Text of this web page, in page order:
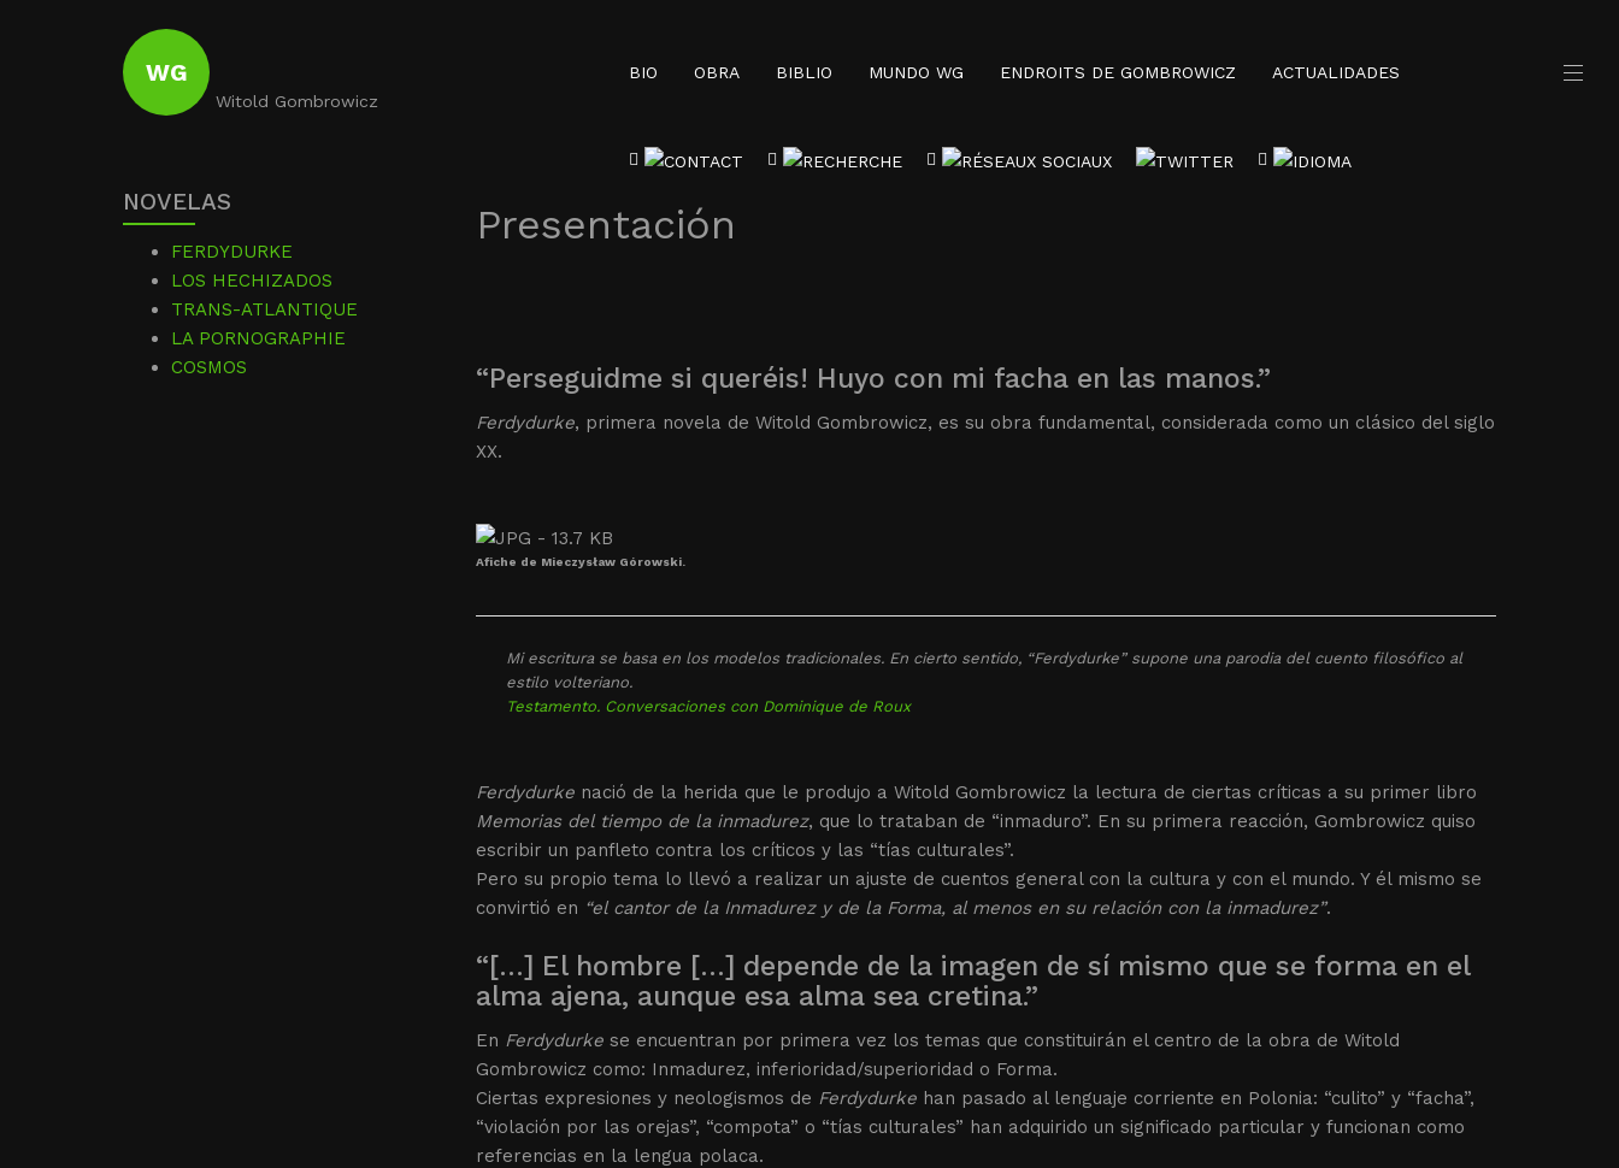
WG
Witold Gombrowicz
BIO OBRA BIBLIO MUNDO WG ENDROITS DE GOMBROWICZ ACTUALIDADES
Presentación
“Perseguidme si queréis! Huyo con mi facha en las manos.”
Ferdydurke, primera novela de Witold Gombrowicz, es su obra fundamental, considerada como un clásico del siglo
XX.
Afiche de Mieczysław Górowski.
Mi escritura se basa en los modelos tradicionales. En cierto sentido, “Ferdydurke” supone una parodia del cuento filosófico al
estilo volteriano.
Testamento. Conversaciones con Dominique de Roux
Ferdydurkenació de la herida que le produjo a Witold Gombrowicz la lectura de ciertas críticas a su primer libro
Memorias del tiempo de la inmadurez, que lo trataban de “inmaduro”. En su primera reacción, Gombrowicz quiso
escribir un panfleto contra los críticos y las “tías culturales”.
Pero su propio tema lo llevó a realizar un ajuste de cuentos general con la cultura y con el mundo. Y él mismo se
convirtió en “el cantor de la Inmadurez y de la Forma, al menos en su relación con la inmadurez”.
“[…] El hombre […] depende de la imagen de sí mismo que se forma en el
alma ajena, aunque esa alma sea cretina.”
En Ferdydurkese encuentran por primera vez los temas que constituirán el centro de la obra de Witold
Gombrowicz como: Inmadurez, inferioridad/superioridad o Forma.
Ciertas expresiones y neologismos de Ferdydurkehan pasado al lenguaje corriente en Polonia: “culito” y “facha”,
“violación por las orejas”, “compota” o “tías culturales” han adquirido un significado particular y funcionan como
referencias en la lengua polaca.
NOVELAS
FERDYDURKE
LOS HECHIZADOS
TRANS-ATLANTIQUE
LA PORNOGRAPHIE
COSMOS